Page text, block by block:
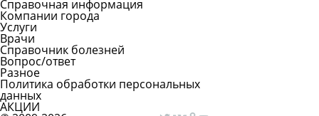
Справочная информация
Компании города
Услуги
Врачи
Справочник болезней
Вопрос/ответ
Разное
Политика обработки персональных
данных
АКЦИИ